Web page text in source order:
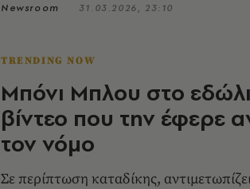
Newsroom 31.03.2026, 23:10
TRENDING NOW
Μπόνι Μπλου στο
βίντεο που την έφερε
τον νόμο
Σε περίπτωση καταδίκης,